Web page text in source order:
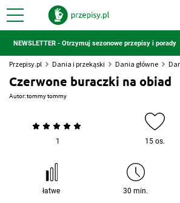
NEWSLETTER - Otrzymuj sezonowe przepisy i porady
Przepisy.pl Dania i przekąski Dania główne
Czerwone buraczki na obiad
Autor:tommy tommy
1 15 os.
łatwe 30 min.